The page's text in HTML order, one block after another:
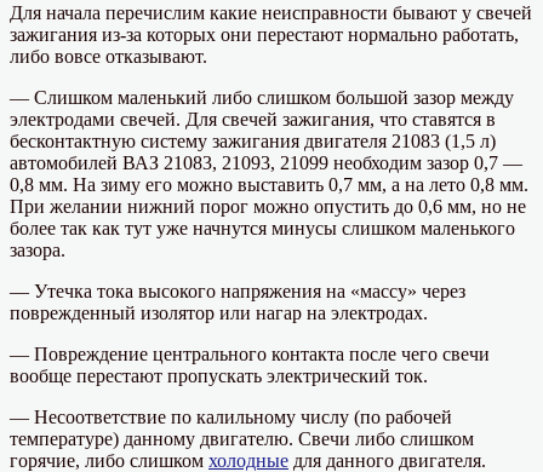
Для начала перечислим какие неисправности бывают у свечей
зажигания из-за которых они перестают нормально работать,
либо вовсе отказывают.
— Слишком маленький либо слишком большой зазор между
электродами свечей. Для свечей зажигания, что ставятся в
бесконтактную систему зажигания двигателя 21083 (1,5 л)
автомобилей ВАЗ 21083, 21093, 21099 необходим зазор 0,7 —
0,8 мм. На зиму его можно выставить 0,7 мм, а на лето 0,8 мм.
При желании нижний порог можно опустить до 0,6 мм, но не
более так как тут уже начнутся минусы слишком маленького
зазора.
— Утечка тока высокого напряжения на «массу» через
поврежденный изолятор или нагар на электродах.
— Повреждение центрального контакта после чего свечи
вообще перестают пропускать электрический ток.
— Несоответствие по калильному числу (по рабочей
температуре) данному двигателю. Свечи либо слишком
горячие, либо слишком холодные для данного двигателя.